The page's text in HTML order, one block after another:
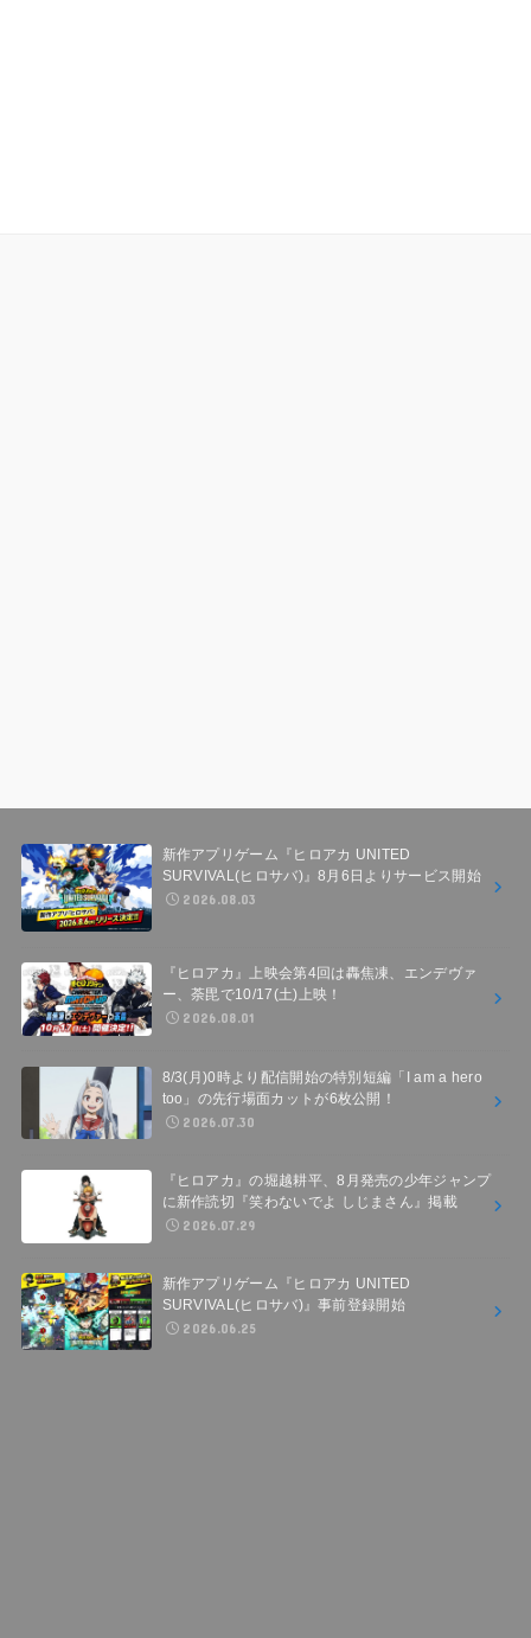
新作アプリゲーム『ヒロアカ UNITED
SURVIVAL(ヒロサバ)』8月6日よりサービス開始
2026.08.03
『ヒロアカ』上映会第4回は轟焦凍、エンデヴァ
ー、荼毘で10/17(土)上映！
2026.08.01
8/3(月)0時より配信開始の特別短編「I am a hero
too」の先行場面カットが6枚公開！
2026.07.30
『ヒロアカ』の堀越耕平、8月発売の少年ジャンプ
に新作読切『笑わないでよ しじまさん』掲載
2026.07.29
新作アプリゲーム『ヒロアカ UNITED
SURVIVAL(ヒロサバ)』事前登録開始
2026.06.25